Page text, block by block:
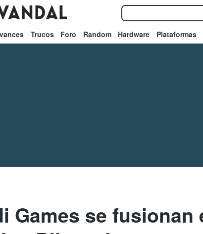
Trucos Foro Random Hardware Plataformas
Games se fusionan